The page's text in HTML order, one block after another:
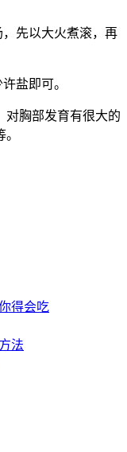
先以大火煮滚，再
盐即可。
对胸部发育有很大的
得会吃
法